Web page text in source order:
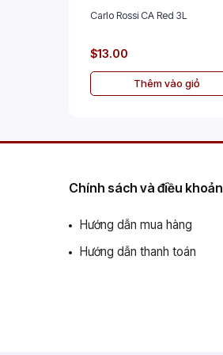
Carlo Rossi CA Red 3L
$13.00
Thêm vào giỏ
Chính sách và điều khoản
Hướng dẫn mua hàng
Hướng dẫn thanh toán